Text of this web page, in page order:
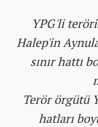
YPG'li
Halep'in
sınır hattı
Terör örgütü
hatları